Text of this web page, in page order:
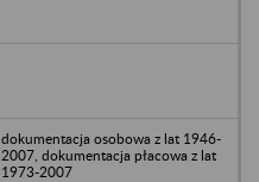
dokumentacja osobowa z lat 1946-
2007, dokumentacja płacowa z lat
1973-2007